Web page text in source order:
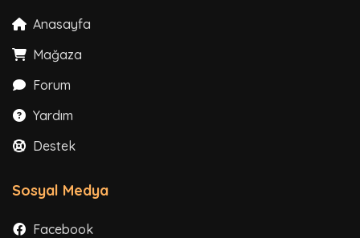
Anasayfa
Mağaza
Forum
Yardım
Destek
Sosyal Medya
Facebook